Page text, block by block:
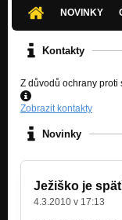
NOVINKY
Kontakty
Z důvodů ochrany proti
Zobrazit kontakty
Novinky
Ježiško je
4.3.2010 v 17:13